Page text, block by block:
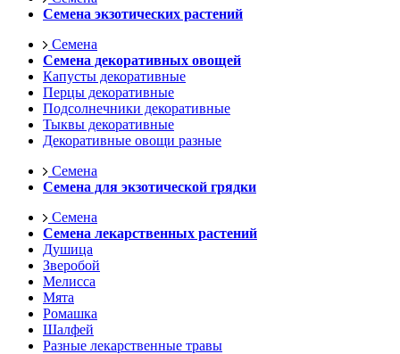
Семена экзотических растений
Семена
Семена декоративных овощей
Капусты декоративные
Перцы декоративные
Подсолнечники декоративные
Тыквы декоративные
Декоративные овощи разные
Семена
Семена для экзотической грядки
Семена
Семена лекарственных растений
Душица
Зверобой
Мелисса
Мята
Ромашка
Шалфей
Разные лекарственные травы